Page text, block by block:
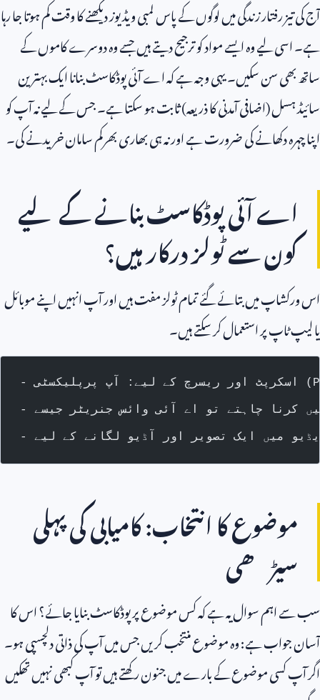
آج کی تیز رفتار زندگی میں لوگوں کے پاس لمبی ویڈیوز دیکھنے کا وقت کم ہوتا جا رہا
ہے۔ اسی لیے وہ ایسے مواد کو ترجیح دیتے ہیں جسے وہ دوسرے کاموں کے
ساتھ بھی سن سکیں۔ یہی وجہ ہے کہ اے آئی پوڈکاسٹ بنانا ایک بہترین
سائیڈ ہسل (اضافی آمدنی کا ذریعہ) ثابت ہو سکتا ہے۔ جس کے لیے نہ آپ کو
اپنا چہرہ دکھانے کی ضرورت ہے اور نہ ہی بھاری بھرکم سامان خریدنے کی۔
اے آئی پوڈکاسٹ بنانے کے لیے
کون سے ٹولز درکار ہیں؟
اس ورکشاپ میں بتائے گئے تمام ٹولز مفت ہیں اور آپ انہیں اپنے موبائل
یا لیپ ٹاپ پر استعمال کر سکتے ہیں۔
موضوع کا انتخاب: کامیابی کی پہلی
سیڑھی
سب سے اہم سوال یہ ہے کہ کس موضوع پر پوڈکاسٹ بنایا جائے؟ اس کا
آسان جواب ہے: وہ موضوع منتخب کریں جس میں آپ کی ذاتی دلچسپی ہو۔
اگر آپ کسی موضوع کے بارے میں جنون رکھتے ہیں تو آپ کبھی نہیں تھکیں